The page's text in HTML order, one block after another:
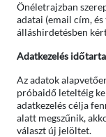
Önéletrajzban
adatai (email cím,
álláshirdetésben
Adatkezelés
Az adatok
próbaidő leteltéig
adatkezelés célja
alatt megszűnik,
választ új jelöltet.